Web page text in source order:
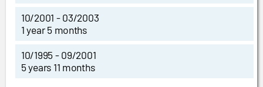
10/2001 - 03/2003
1 year 5 months
10/1995 - 09/2001
5 years 11 months